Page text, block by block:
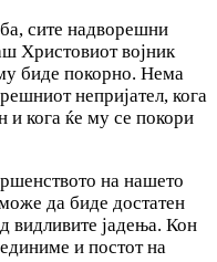
сите надворешни
Христовиот војник
биде покорно. Нема
непријател, кога
и кога ќе му се покори
на нашето
да биде достатен
видливите јадења. Кон
и постот на